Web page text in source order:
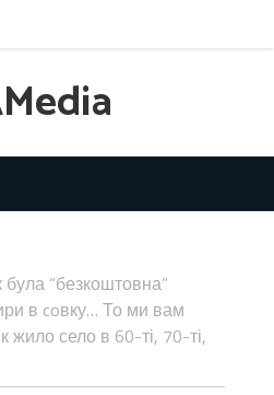
“безкоштовна”
в coвку… То ми вам
жило село в 60-ті, 70-ті,